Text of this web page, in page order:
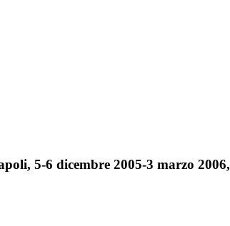
5-6 dicembre 2005-3 marzo 2006,